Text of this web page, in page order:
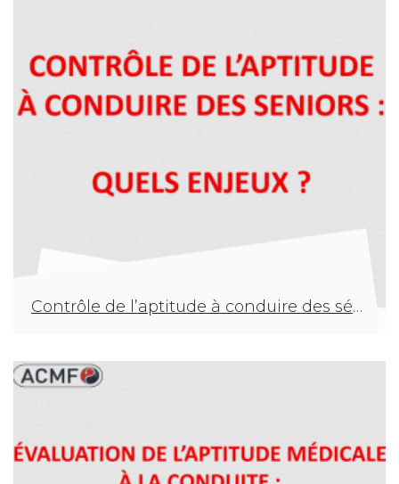
Contrôle de l’aptitude à conduire des séniors : quels enjeux ?